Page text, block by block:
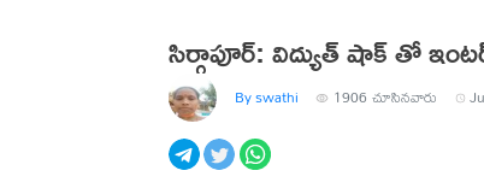
సిర్గాపూర్: విద్యుత్ షాక్ తో
By swathi 1906 చూసినవారు